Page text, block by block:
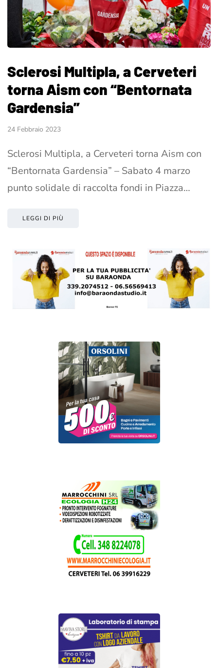
Sclerosi Multipla, a Cerveteri
torna Aism con “Bentornata
Gardensia”
24 Febbraio 2023
Sclerosi Multipla, a Cerveteri torna Aism con
“Bentornata Gardensia” – Sabato 4 marzo
punto solidale di raccolta fondi in Piazza…
LEGGI DI PIÙ